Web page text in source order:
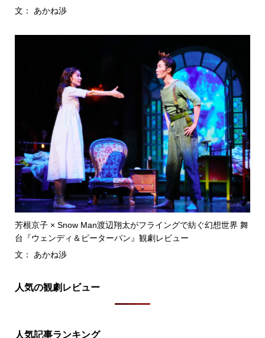
文： あかね渉
芳根京子 × Snow Man渡辺翔太がフライングで紡ぐ幻想世界 舞
台『ウェンディ＆ピーターパン』観劇レビュー
文： あかね渉
人気の観劇レビュー
人気記事ランキング